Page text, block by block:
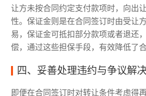
让方未按合同约定支付款项时，向出
性。保证金则是在合同签订时由受让
易，保证金可抵扣部分款项或者退还
偿，通过这些担保手段，有效降低了
四、妥善处理违约与争议解
即便在合同签订时对转让条件考虑得